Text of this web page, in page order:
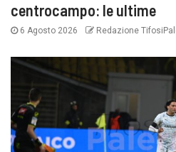
centrocampo: le ultime
6 Agosto 2026 Redazione